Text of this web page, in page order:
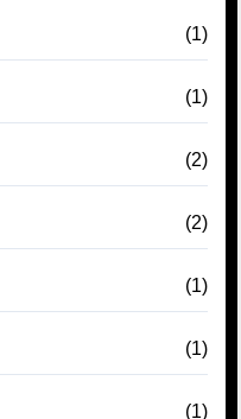
(1)
(1)
(2)
(2)
(1)
(1)
(1)